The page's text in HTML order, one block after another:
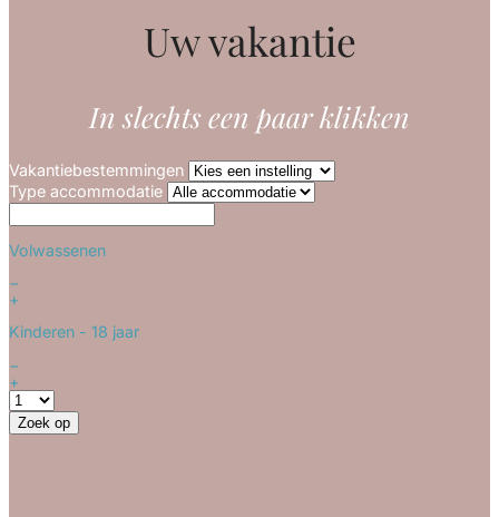
Uw vakantie
In slechts een paar klikken
Vakantiebestemmingen
Type accommodatie
Volwassenen
−
+
Kinderen - 18 jaar
−
+
Zoek op